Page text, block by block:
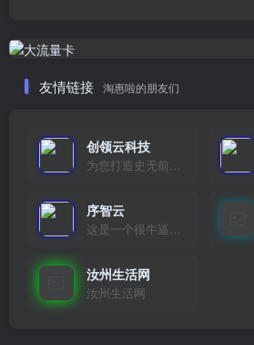
友情链接 淘惠啦的朋友们
创领云科技
为您打造史无前例的应用产品带您认识新时代产品的创新
序智云
这是一个很牛逼的开发者，要开发找他准行！
汝州生活网
汝州生活网